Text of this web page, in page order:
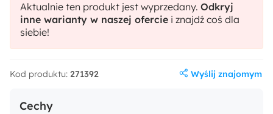
Cechy
Aktualnie ten produkt jest wyprzedany. Odkryj
inne warianty w naszej ofercie i znajdź coś dla
siebie!
Kod produktu: 271392 Wyślij znajomym